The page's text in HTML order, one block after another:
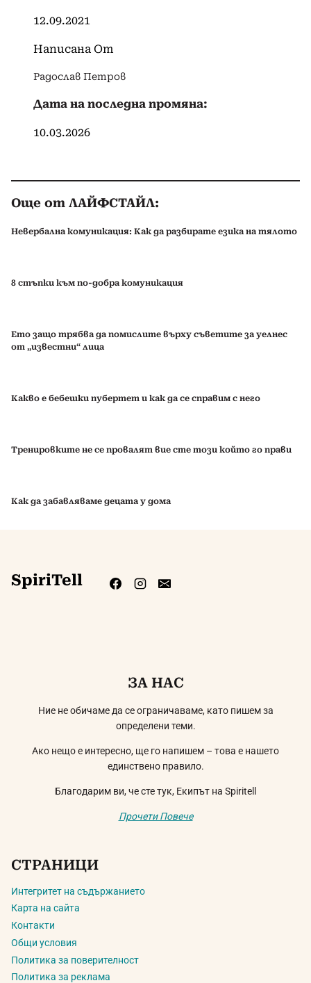
12.09.2021
Написана От
Радослав Петров
Дата на последна промяна:
10.03.2026
Още от ЛАЙФСТАЙЛ:
Невербална комуникация: Как да разбирате езика на тялото
8 стъпки към по-добра комуникация
Ето защо трябва да помислите върху съветите за уелнес
от „известни“ лица
Какво е бебешки пубертет и как да се справим с него
Тренировките не се провалят вие сте този който го прави
Как да забавляваме децата у дома
SpiriTell
ЗА НАС
Ние не обичаме да се ограничаваме, като пишем за
определени теми.
Ако нещо е интересно, ще го напишем – това е нашето
единствено правило.
Благодарим ви, че сте тук, Екипът на Spiritell
Прочети Повече
СТРАНИЦИ
Интегритет на съдържанието
Карта на сайта
Контакти
Общи условия
Политика за поверителност
Политика за реклама